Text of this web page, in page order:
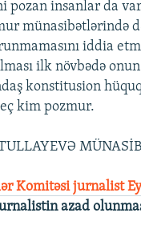
insanlar da
münasibətlərində
iddia
ilk növbədə
konstitusion
kim pozmur.
Komitəsi jurnalist
azad